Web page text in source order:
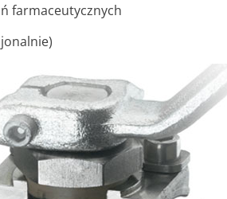
farmaceutycznych